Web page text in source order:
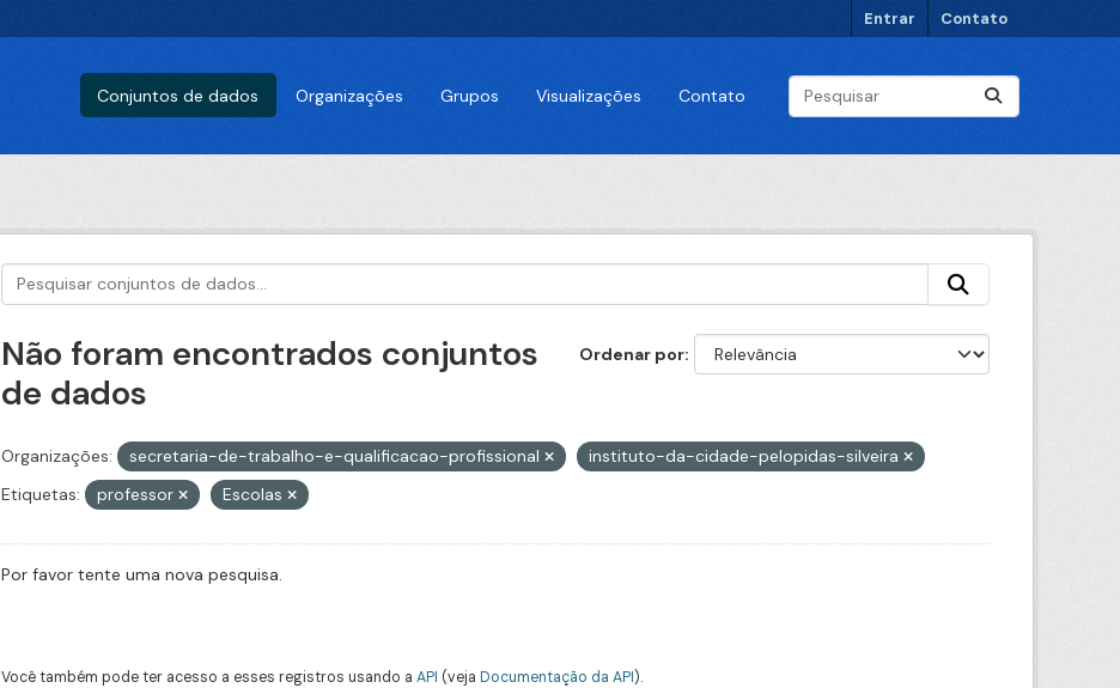
Entrar Contato
Conjuntos de dados Organizações Grupos Visualizações Contato
Ordenar por
Não foram encontrados conjuntos
de dados
Organizações: secretaria-de-trabalho-e-qualificacao-profissional
instituto-da-cidade-pelopidas-silveira
Etiquetas:
professor Escolas
Por favor tente uma nova pesquisa.
Você também pode ter acesso a esses registros usando a API (veja Documentação da API).